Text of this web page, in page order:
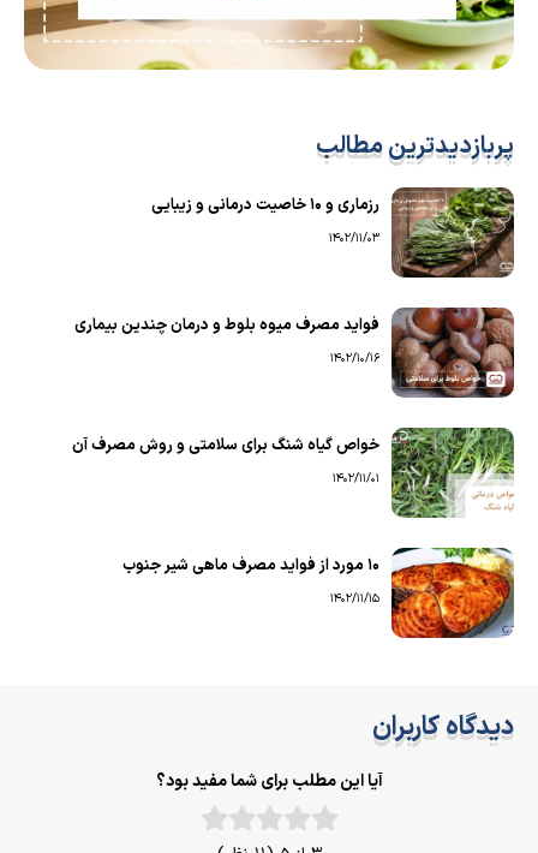
پربازدیدترین مطالب
رزماری و ۱۰ خاصیت درمانی و زیبایی
1402/11/03
فواید مصرف میوه بلوط و درمان چندین بیماری
1402/10/16
خواص گیاه شنگ برای سلامتی و روش مصرف آن
1402/11/01
۱۰ مورد از فواید مصرف ماهی شیر جنوب
1402/11/15
دیدگاه کاربران
آیا این مطلب برای شما مفید بود؟